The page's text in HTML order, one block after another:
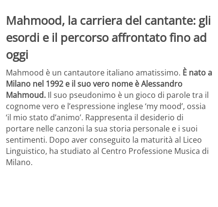
Mahmood, la carriera del cantante: gli
esordi e il percorso affrontato fino ad
oggi
Mahmood è un cantautore italiano amatissimo. È nato a
Milano nel 1992 e il suo vero nome è Alessandro
Mahmoud. Il suo pseudonimo è un gioco di parole tra il
cognome vero e l’espressione inglese ‘my mood’, ossia
‘il mio stato d’animo’. Rappresenta il desiderio di
portare nelle canzoni la sua storia personale e i suoi
sentimenti. Dopo aver conseguito la maturità al Liceo
Linguistico, ha studiato al Centro Professione Musica di
Milano.